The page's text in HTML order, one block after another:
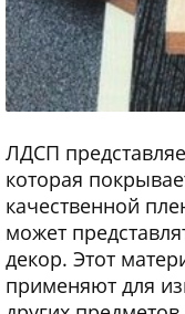
ЛДСП
которая
качественной
может
декор. Этот
применяют для